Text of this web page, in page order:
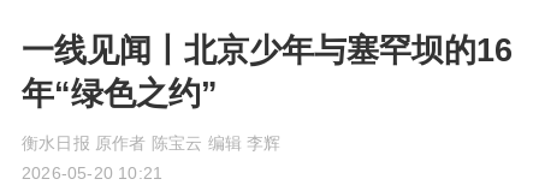
一线见闻丨北京少年与塞罕坝的16
年“绿色之约”
衡水日报 原作者 陈宝云 编辑 李辉
2026-05-20 10:21